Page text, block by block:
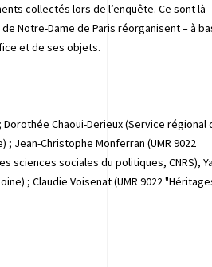
collectés lors de l’enquête. Ce sont là
Notre-Dame de Paris réorganisent – à
et de ses objets.
Chaoui-Derieux (Service régional
Jean-Christophe Monferran (UMR 9022
sciences sociales du politiques, CNRS),
; Claudie Voisenat (UMR 9022